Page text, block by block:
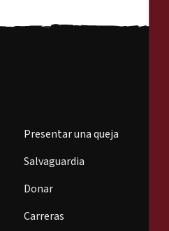
Presentar una queja
Salvaguardia
Donar
Carreras